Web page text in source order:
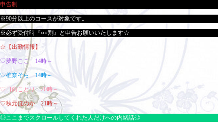
申告制
※90分以上のコースが対象です。
※必ず受付時『○○割』と申告お願いいたします☆
☆【出勤情報】
♡夢野ここ 14時～
♡椎奈そら 14時～
♡日向ことり 20時～
♡秋元ほのか 21時～
◎ここまでスクロールしてくれた人だけへの内緒話◎